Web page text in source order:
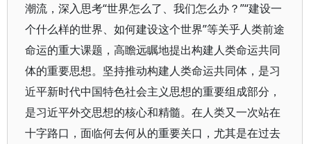
潮流，深入思考“世界怎么了、我们怎么办？”“建设一
个什么样的世界、如何建设这个世界”等关乎人类前途
命运的重大课题，高瞻远瞩地提出构建人类命运共同
体的重要思想。坚持推动构建人类命运共同体，是习
近平新时代中国特色社会主义思想的重要组成部分，
是习近平外交思想的核心和精髓。在人类又一次站在
十字路口，面临何去何从的重要关口，尤其是在过去